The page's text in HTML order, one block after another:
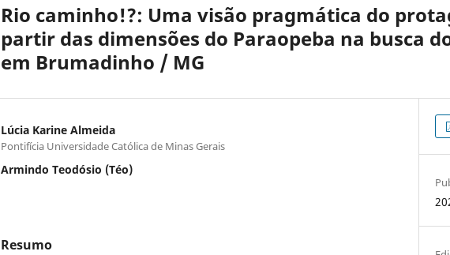
Rio caminho!?: Uma visão pragmática do
partir das dimensões do Paraopeba na busca
em Brumadinho / MG
Lúcia Karine Almeida
Pontifícia Universidade Católica de Minas Gerais
Armindo Teodósio (Téo)
Resumo